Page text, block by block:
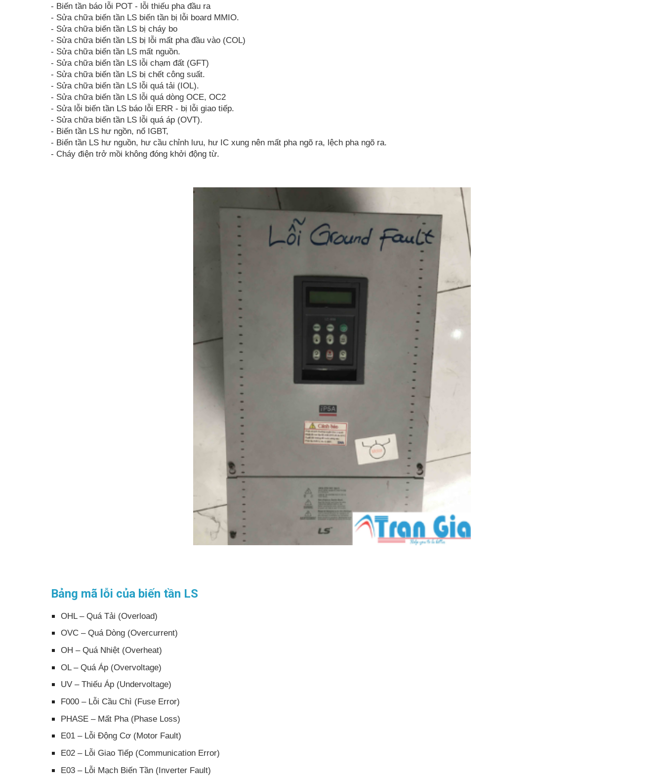
- Biến tần báo lỗi POT - lỗi thiếu pha đầu ra
- Sửa chữa biến tần LS biến tần bị lỗi board MMIO.
- Sửa chữa biến tần LS bị cháy bo
- Sửa chữa biến tần LS bị lỗi mất pha đầu vào (COL)
- Sửa chữa biến tần LS mất nguồn.
- Sửa chữa biến tần LS lỗi chạm đất (GFT)
- Sửa chữa biến tần LS bị chết công suất.
- Sửa chữa biến tần LS lỗi quá tải (IOL).
- Sửa chữa biến tần LS lỗi quá dòng OCE, OC2
- Sửa lỗi biến tần LS báo lỗi ERR - bị lỗi giao tiếp.
- Sửa chữa biến tần LS lỗi quá áp (OVT).
- Biến tần LS hư ngồn, nổ IGBT,
- Biến tần LS hư nguồn, hư cầu chỉnh lưu, hư IC xung nên mất pha ngõ ra, lệch pha ngõ ra.
- Cháy điện trở mồi không đóng khởi động từ.
Bảng mã lỗi của biến tần LS
OHL – Quá Tải (Overload)
OVC – Quá Dòng (Overcurrent)
OH – Quá Nhiệt (Overheat)
OL – Quá Áp (Overvoltage)
UV – Thiếu Áp (Undervoltage)
F000 – Lỗi Cầu Chì (Fuse Error)
PHASE – Mất Pha (Phase Loss)
E01 – Lỗi Động Cơ (Motor Fault)
E02 – Lỗi Giao Tiếp (Communication Error)
E03 – Lỗi Mạch Biến Tần (Inverter Fault)